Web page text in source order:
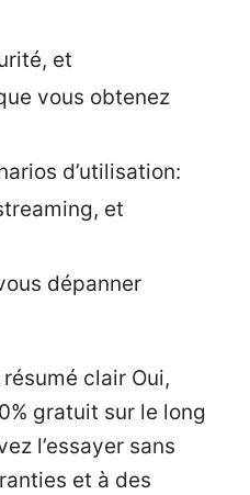
et
vous obtenez
d’utilisation:
et
dépanner
clair Oui,
gratuit sur le long
l’essayer sans
et à des